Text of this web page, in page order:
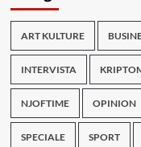
ART KULTURE
INTERVISTA
NJOFTIME OPINION
SPECIALE SPORT